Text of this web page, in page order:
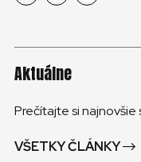
Aktuálne
Prečítajte si najnovšie
VŠETKY ČLÁNKY